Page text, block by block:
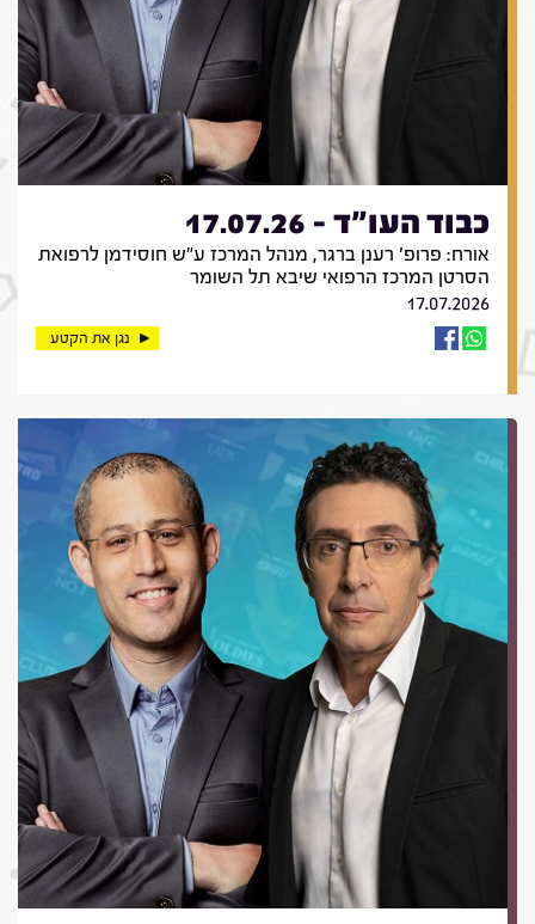
כבוד העו"ד - 17.07.26
אורח: פרופ' רענן ברגר, מנהל המרכז ע"ש חוסידמן לרפואת
הסרטן המרכז הרפואי שיבא תל השומר
17.07.2026
נגן את הקטע